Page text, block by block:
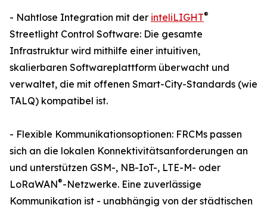
- Nahtlose Integration mit der inteliLIGHT®
Streetlight Control Software: Die gesamte
Infrastruktur wird mithilfe einer intuitiven,
skalierbaren Softwareplattform überwacht und
verwaltet, die mit offenen Smart-City-Standards (wie
TALQ) kompatibel ist.
- Flexible Kommunikationsoptionen: FRCMs passen
sich an die lokalen Konnektivitätsanforderungen an
und unterstützen GSM-, NB-IoT-, LTE-M- oder
LoRaWAN®-Netzwerke. Eine zuverlässige
Kommunikation ist - unabhängig von der städtischen